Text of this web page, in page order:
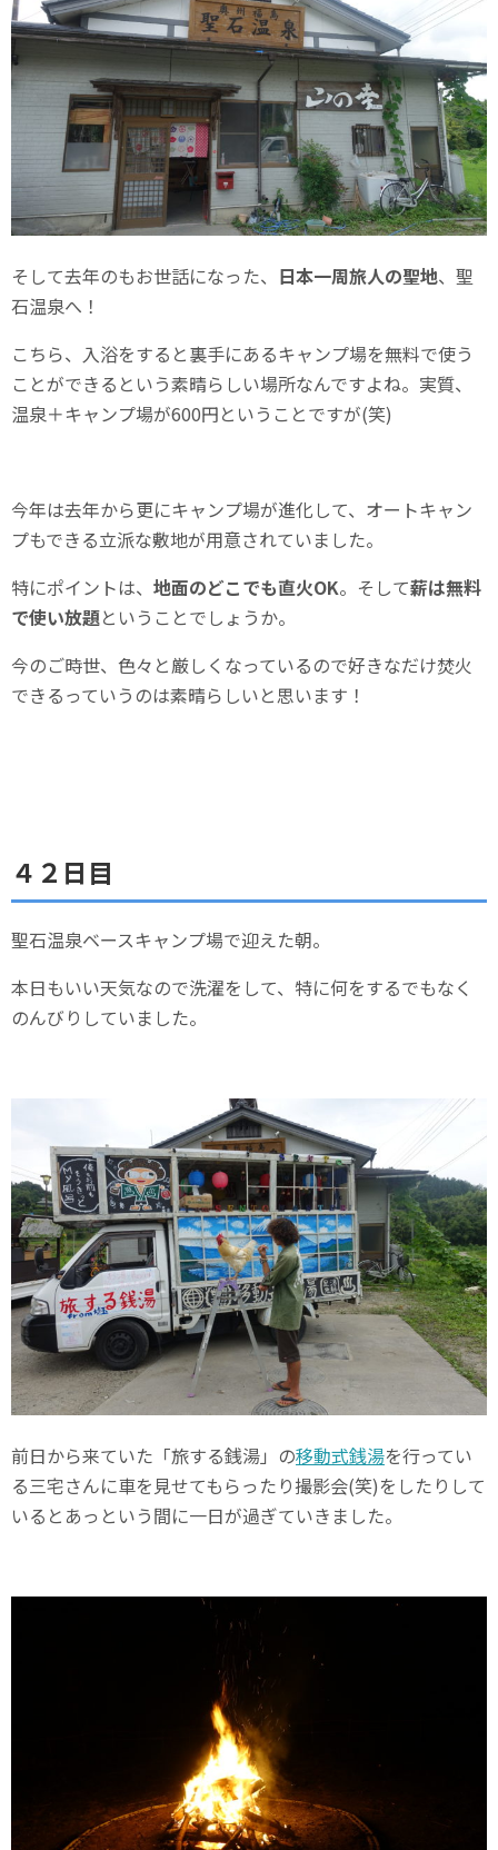
そして去年のもお世話になった、 日本一周旅人の聖地、聖
石温泉へ！
こちら、入浴をすると裏手にあるキャンプ場を無料で使う
ことができるという素晴らしい場所なんですよね。実質、
温泉＋キャンプ場が600円ということですが(笑)
今年は去年から更にキャンプ場が進化して、オートキャン
プもできる立派な敷地が用意されていました。
特にポイントは、 地面のどこでも直火OK。そして薪は無料
で使い放題ということでしょうか。
今のご時世、色々と厳しくなっているので好きなだけ焚火
できるっていうのは素晴らしいと思います！
４２日目
聖石温泉ベースキャンプ場で迎えた朝。
本日もいい天気なので洗濯をして、特に何をするでもなく
のんびりしていました。
前日から来ていた「旅する銭湯」の移動式銭湯を行ってい
る三宅さんに車を見せてもらったり撮影会(笑)をしたりして
いるとあっという間に一日が過ぎていきました。